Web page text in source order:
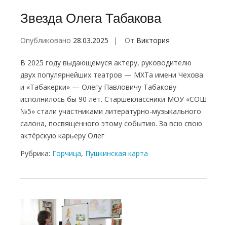
Звезда Олега Табакова
Опубликовано 28.03.2025 От Виктория
В 2025 году выдающемуся актеру, руководителю
двух популярнейших театров — МХТа имени Чехова
и «Табакерки» — Олегу Павловичу Табакову
исполнилось бы 90 лет. Старшеклассники МОУ «СОШ
№5» стали участниками литературно-музыкального
салона, посвященного этому событию. За всю свою
актёрскую карьеру Олег
Рубрика: Горчица, Пушкинская карта